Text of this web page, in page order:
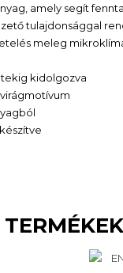
amely segít
tulajdonsággal
meleg
kidolgozva
virágmotívum